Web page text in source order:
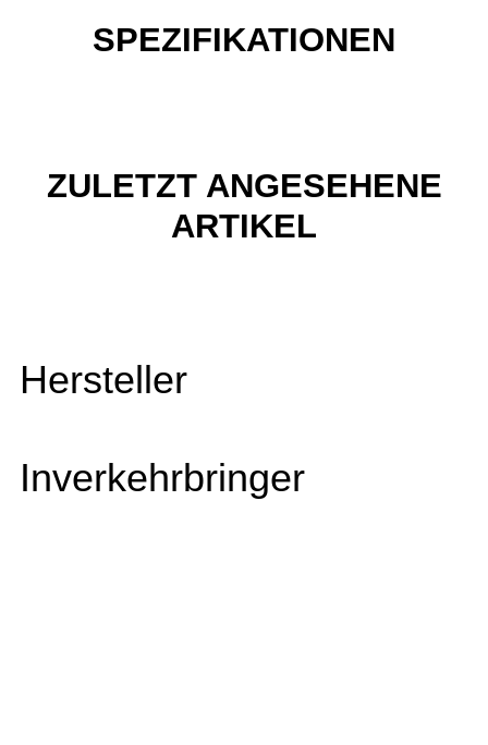
SPEZIFIKATIONEN
ZULETZT ANGESEHENE
ARTIKEL
Hersteller
Inverkehrbringer